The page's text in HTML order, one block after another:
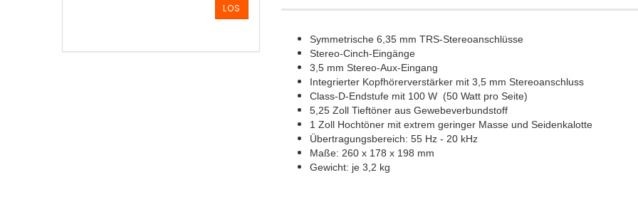
Symmetrische 6,35 mm TRS-Stereoanschlüsse
Stereo-Cinch-Eingänge
3,5 mm Stereo-Aux-Eingang
Integrierter Kopfhörerverstärker mit 3,5 mm Stereoanschluss
Class-D-Endstufe mit 100 W (50 Watt pro Seite)
5,25 Zoll Tieftöner aus Gewebeverbundstoff
1 Zoll Hochtöner mit extrem geringer Masse und Seidenkalotte
Übertragungsbereich: 55 Hz - 20 kHz
Maße: 260 x 178 x 198 mm
Gewicht: je 3,2 kg
EIN.
LOS